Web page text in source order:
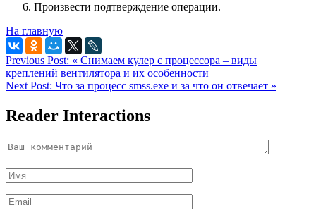
Произвести подтверждение операции.
На главную
Previous Post: « Снимаем кулер с процессора – виды
креплений вентилятора и их особенности
Next Post: Что за процесс smss.exe и за что он отвечает »
Reader Interactions